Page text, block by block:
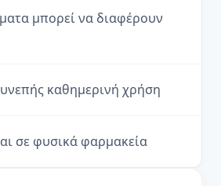
μπορεί να διαφέρουν
καθημερινή χρήση
σε φυσικά φαρμακεία